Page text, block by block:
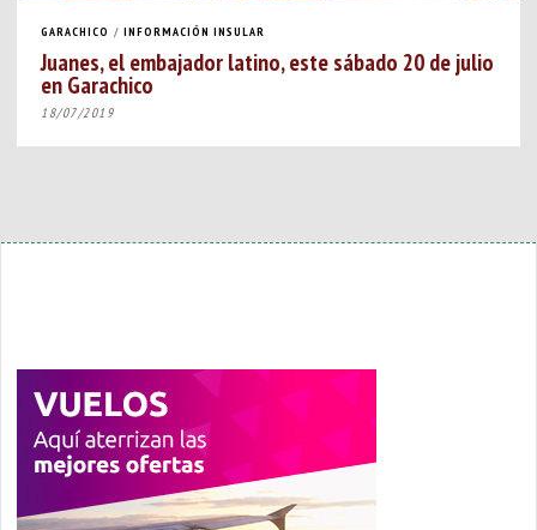
GARACHICO / INFORMACIÓN INSULAR
Juanes, el embajador latino, este sábado 20 de julio
en Garachico
18/07/2019